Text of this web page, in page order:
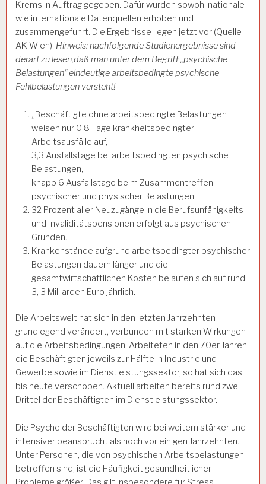
Krems in Auftrag gegeben. Dafür wurden sowohl nationale
wie internationale Datenquellen erhoben und
zusammengeführt. Die Ergebnisse liegen jetzt vor (Quelle
AK Wien). Hinweis: nachfolgende Studienergebnisse sind
derart zu lesen,daß man unter dem Begriff „psychische
Belastungen“ eindeutige arbeitsbedingte psychische
Fehlbelastungen versteht!
„Beschäftigte ohne arbeitsbedingte Belastungen
weisen nur 0,8 Tage krankheitsbedingter
Arbeitsausfälle auf,
3,3 Ausfallstage bei arbeitsbedingten psychische
Belastungen,
knapp 6 Ausfallstage beim Zusammentreffen
psychischer und physischer Belastungen.
32 Prozent aller Neuzugänge in die Berufsunfähigkeits-
und Invaliditätspensionen erfolgt aus psychischen
Gründen.
Krankenstände aufgrund arbeitsbedingter psychischer
Belastungen dauern länger und die
gesamtwirtschaftlichen Kosten belaufen sich auf rund
3, 3 Milliarden Euro jährlich.
Die Arbeitswelt hat sich in den letzten Jahrzehnten
grundlegend verändert, verbunden mit starken Wirkungen
auf die Arbeitsbedingungen. Arbeiteten in den 70er Jahren
die Beschäftigten jeweils zur Hälfte in Industrie und
Gewerbe sowie im Dienstleistungssektor, so hat sich das
bis heute verschoben. Aktuell arbeiten bereits rund zwei
Drittel der Beschäftigten im Dienstleistungssektor.
Die Psyche der Beschäftigten wird bei weitem stärker und
intensiver beansprucht als noch vor einigen Jahrzehnten.
Unter Personen, die von psychischen Arbeitsbelastungen
betroffen sind, ist die Häufigkeit gesundheitlicher